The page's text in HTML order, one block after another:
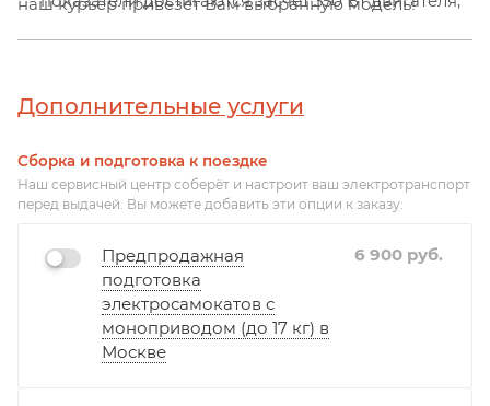
Дополнительные услуги
Сборка и подготовка к поездке
Наш сервисный центр соберёт и настроит ваш электротранспорт
перед выдачей. Вы можете добавить эти опции к заказу:
Предпродажная
подготовка
электросамокатов с
моноприводом (до 17 кг) в
Москве
6 900 руб.